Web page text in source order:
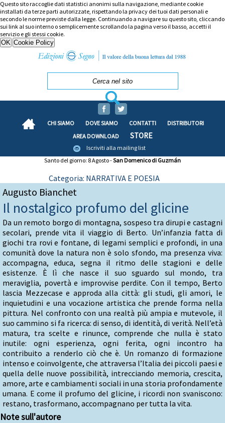
Questo sito raccoglie dati statistici anonimi sulla navigazione, mediante cookie
installati da terze parti autorizzate, rispettando la privacy dei tuoi dati personali e
secondo le norme previste dalla legge. Continuando a navigare su questo sito, cliccando
sui link al suo interno o semplicemente scrollando la pagina verso il basso, accetti il
servizio e gli stessi cookie.
CHI SIAMO DOVE SIAMO CONTATTI
DISTRIBUTORI
AREA DOWNLOAD
STORE
Iscriviti alla mailing list
Santo del giorno: 8 Agosto -San Domenico di Guzmán
Categoria: NARRATIVA E POESIA
Augusto Bianchet
Il nostalgico profumo del glicine
Da un remoto borgo di montagna, sospeso tra dirupi e castagni
secolari, prende vita il viaggio di Berto. Un’infanzia fatta di
giochi tra rovi e fontane, di legami semplici e profondi, in una
comunità dove la natura non è solo sfondo, ma presenza viva:
accompagna, educa, segna il ritmo delle stagioni e delle
esistenze. È lì che nasce il suo sguardo sul mondo, tra
meraviglia, povertà e improvvise perdite. Con il tempo, Berto
lascia Mezzecase e approda alla città: gli studi, gli amori, le
inquietudini e una vocazione artistica che prende forma nella
pittura. Nel confronto con una realtà più ampia e mutevole, il
suo cammino si fa ricerca: di senso, di identità, di verità. Nell’età
matura, tra scelte e rinunce, comprende che nulla è stato
inutile: ogni esperienza, ogni ferita, ogni incontro ha
contribuito a renderlo ciò che è. Un romanzo di formazione
intenso e coinvolgente, che attraversa l’Italia dei piccoli paesi e
quella delle nuove possibilità, intrecciando memoria, crescita,
amore, arte e cambiamenti sociali in una storia profondamente
umana. E come il profumo del glicine, i ricordi non svaniscono:
restano, trasformano, accompagnano per tutta la vita.
Note sull'autore